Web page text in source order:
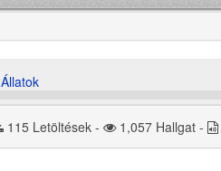
Állatok
115 Letöltések - 1,057 Hallgat -